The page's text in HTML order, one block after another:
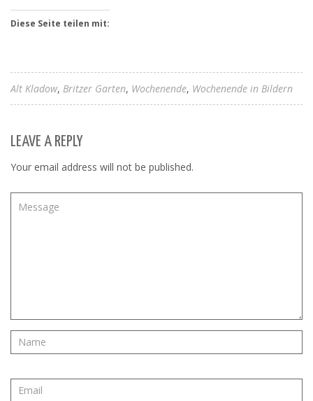
Diese Seite teilen mit:
Alt Kladow Britzer Garten Wochenende Wochenende in Bildern
LEAVE A REPLY
Your email address will not be published.